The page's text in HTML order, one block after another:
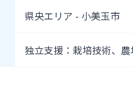
県央エリア - 小美玉市
独立支援：栽培技術、